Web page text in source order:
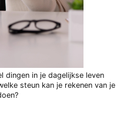
dingen in je dagelijkse leven
steun kan je rekenen van je